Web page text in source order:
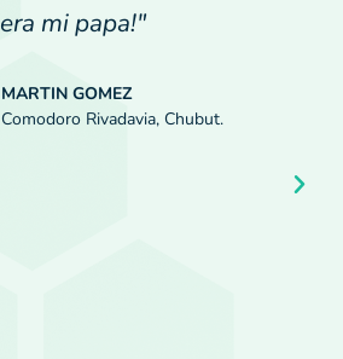
era mi papa!"
MARTIN GOMEZ
Comodoro Rivadavia, Chubut.